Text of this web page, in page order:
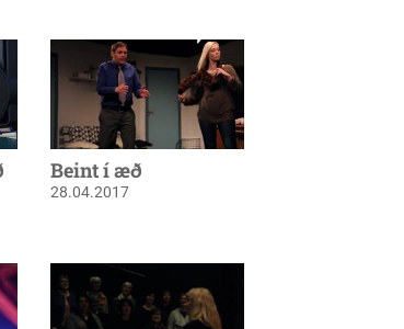
Beint í æð
28.04.2017